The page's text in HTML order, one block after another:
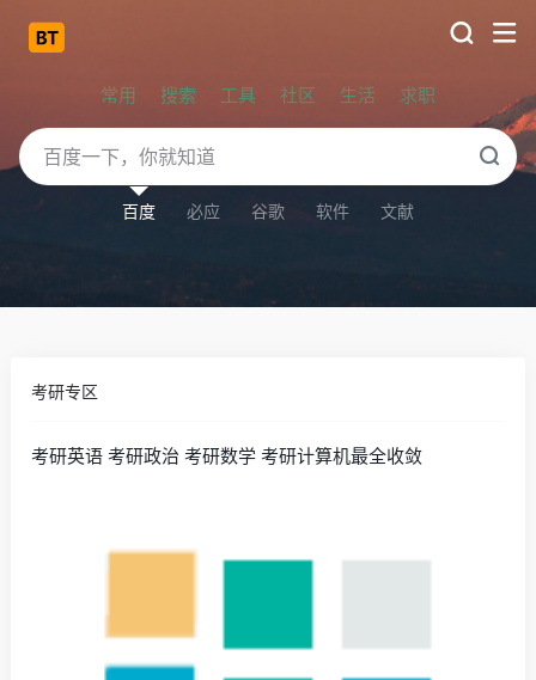
常用 搜索 工具 社区 生活 求职
百度 必应 谷歌 软件 文献
考研专区
考研英语 考研政治 考研数学 考研计算机最全收敛